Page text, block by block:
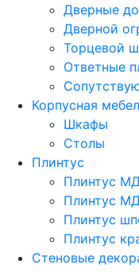
Дверные
Дверной
Торцевой
Ответные
Корпусная
Шкафы
Столы
Плинтус
Плинтус
Плинтус
Плинтус
Плинтус
Стеновые